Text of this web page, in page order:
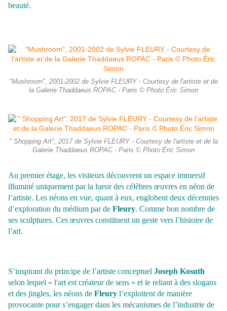
beauté.
"Mushroom", 2001-2002 de Sylvie FLEURY - Courtesy de l'artiste et de
la Galerie Thaddaeus ROPAC - Paris © Photo Éric Simon
" Shopping Art", 2017 de Sylvie FLEURY - Courtesy de l'artiste et de la
Galerie Thaddaeus ROPAC - Paris © Photo Éric Simon
Au premier étage, les visiteurs découvrent un espace immersif
illuminé uniquement par la lueur des célèbres œuvres en néon de
l’artiste. Les néons en vue, quant à eux, englobent deux décennies
d’exploration du médium par de Fleury. Comme bon nombre de
ses sculptures. Ces œuvres constituent un geste vers l’histoire de
l’art.
S’inspirant du principe de l’artiste conceptuel Joseph Kosuth
selon lequel « l'art est créateur de sens » et le reliant à des slogans
et des jingles, les néons de Fleury l’exploitent de manière
provocante pour s’engager dans les mécanismes de l’industrie de